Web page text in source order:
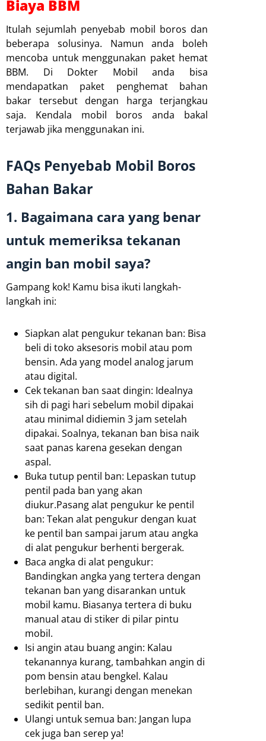
Biaya BBM
Itulah sejumlah penyebab mobil boros dan
beberapa solusinya. Namun anda boleh
mencoba untuk menggunakan paket hemat
BBM. Di Dokter Mobil anda bisa
mendapatkan paket penghemat bahan
bakar tersebut dengan harga terjangkau
saja. Kendala mobil boros anda bakal
terjawab jika menggunakan ini.
FAQs Penyebab Mobil Boros
Bahan Bakar
1. Bagaimana cara yang benar
untuk memeriksa tekanan
angin ban mobil saya?
Gampang kok! Kamu bisa ikuti langkah-
langkah ini:
Siapkan alat pengukur tekanan ban: Bisa
beli di toko aksesoris mobil atau pom
bensin. Ada yang model analog jarum
atau digital.
Cek tekanan ban saat dingin: Idealnya
sih di pagi hari sebelum mobil dipakai
atau minimal didiemin 3 jam setelah
dipakai. Soalnya, tekanan ban bisa naik
saat panas karena gesekan dengan
aspal.
Buka tutup pentil ban: Lepaskan tutup
pentil pada ban yang akan
diukur.Pasang alat pengukur ke pentil
ban: Tekan alat pengukur dengan kuat
ke pentil ban sampai jarum atau angka
di alat pengukur berhenti bergerak.
Baca angka di alat pengukur:
Bandingkan angka yang tertera dengan
tekanan ban yang disarankan untuk
mobil kamu. Biasanya tertera di buku
manual atau di stiker di pilar pintu
mobil.
Isi angin atau buang angin: Kalau
tekanannya kurang, tambahkan angin di
pom bensin atau bengkel. Kalau
berlebihan, kurangi dengan menekan
sedikit pentil ban.
Ulangi untuk semua ban: Jangan lupa
cek juga ban serep ya!